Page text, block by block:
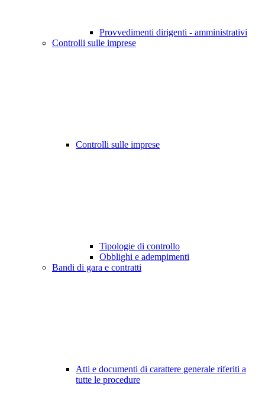
Provvedimenti dirigenti - amministrativi
Controlli sulle imprese
Controlli sulle imprese
Tipologie di controllo
Obblighi e adempimenti
Bandi di gara e contratti
Atti e documenti di carattere generale riferiti a
tutte le procedure